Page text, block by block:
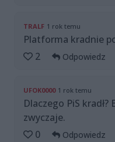
TRALF 1 rok temu
Platforma kradnie
2
Odpowiedz
UFOK0000 1 rok temu
Dlaczego PiS
zwyczaje.
0
Odpowiedz